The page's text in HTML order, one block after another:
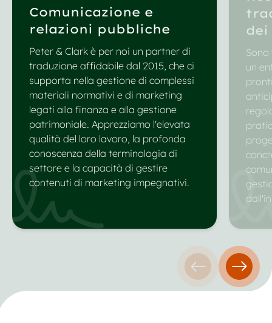
Comunicazione e
relazioni pubbliche
Peter & Clark è per noi un partner di
traduzione affidabile dal 2015, che ci
supporta nella gestione di complessi
materiali normativi e di marketing
legati alla finanza e alla gestione
patrimoniale. Apprezziamo l'elevata
qualità del loro lavoro, la profonda
conoscenza della terminologia di
settore e la capacità di gestire
contenuti di marketing impegnativi.
un
Testimonianza